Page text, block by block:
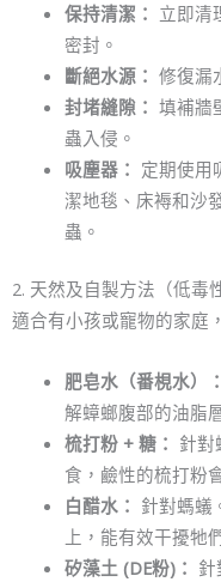
保持清潔： 立即清
密封。
斷絕水源： 修復漏
封堵縫隙： 填補牆
蟲入侵。
吸塵器： 定期使用
潔地毯、床褥和沙
蟲。
2. 天然及自製方法（低毒性
適合有小孩或寵物的家庭
肥皂水（番梘水）：
解蟑螂腹部的油脂
梳打粉 + 糖： 針對
食，鹼性的梳打粉
白醋水： 針對螞蟻
上，能有效干擾牠
矽藻土 (DE粉)：